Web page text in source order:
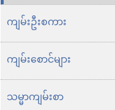
ကျမ်းဦးစကား
ကျမ်းစောင်များ
သမ္မာကျမ်းစာ